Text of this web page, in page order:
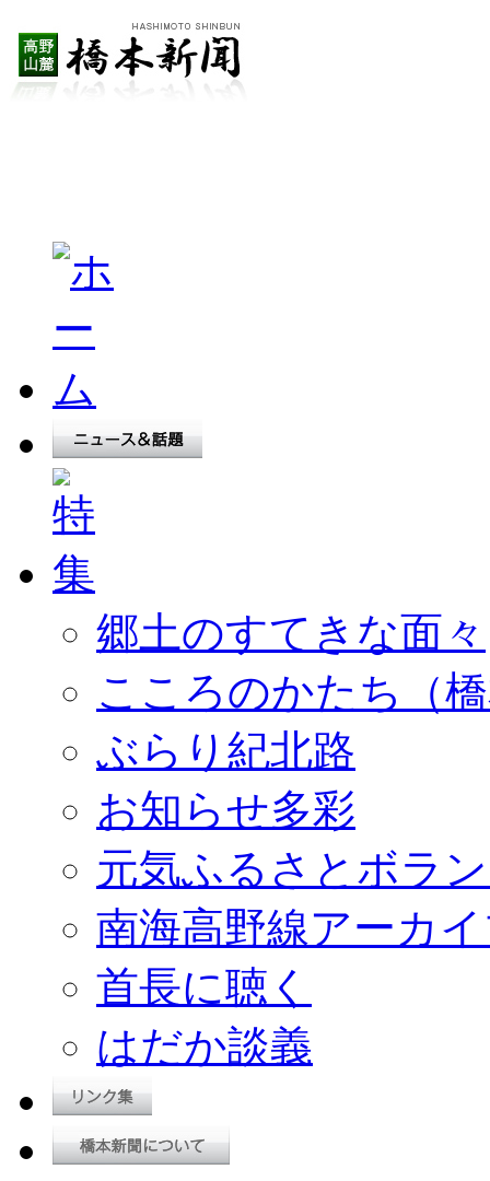
郷土のすてきな面々
こころのかたち（
ぶらり紀北路
お知らせ多彩
元気ふるさとボラ
南海高野線アーカ
首長に聴く
はだか談義